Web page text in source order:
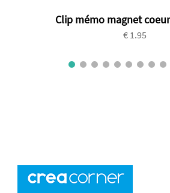
Clip mémo magnet
€ 1.95